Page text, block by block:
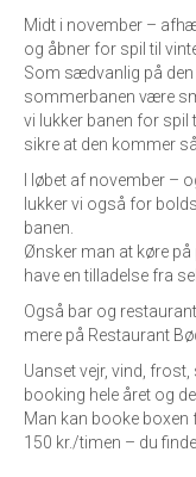
Midt i november –
og åbner for spil til
Som sædvanlig på den
sommerbanen være
vi lukker banen for
sikre at den kommer
I løbet af november –
lukker vi også for
banen.
Ønsker man at køre
have en tilladelse fra
Også bar og
mere på Restaurant
Uanset vejr, vind,
booking hele året og
Man kan booke boxen
150 kr./timen – du